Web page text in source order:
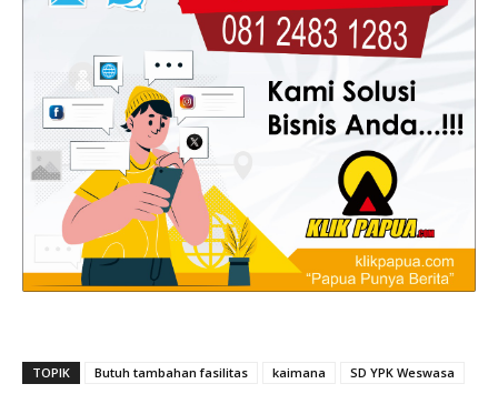
TOPIK Butuh tambahan fasilitas kaimana SD YPK Weswasa